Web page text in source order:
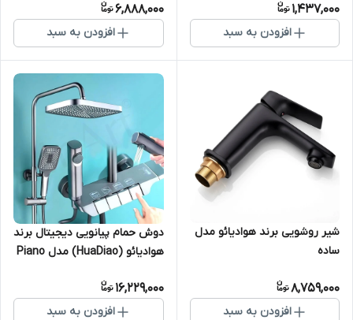
1,437,000
افزودن به سبد
6,888,000
افزودن به سبد
شیر روشویی برند هوادیائو مدل
ساده
8,759,000
افزودن به سبد
دوش حمام پیانویی دیجیتال برند
هوادیائو (HuaDiao) مدل Piano
16,229,000
افزودن به سبد